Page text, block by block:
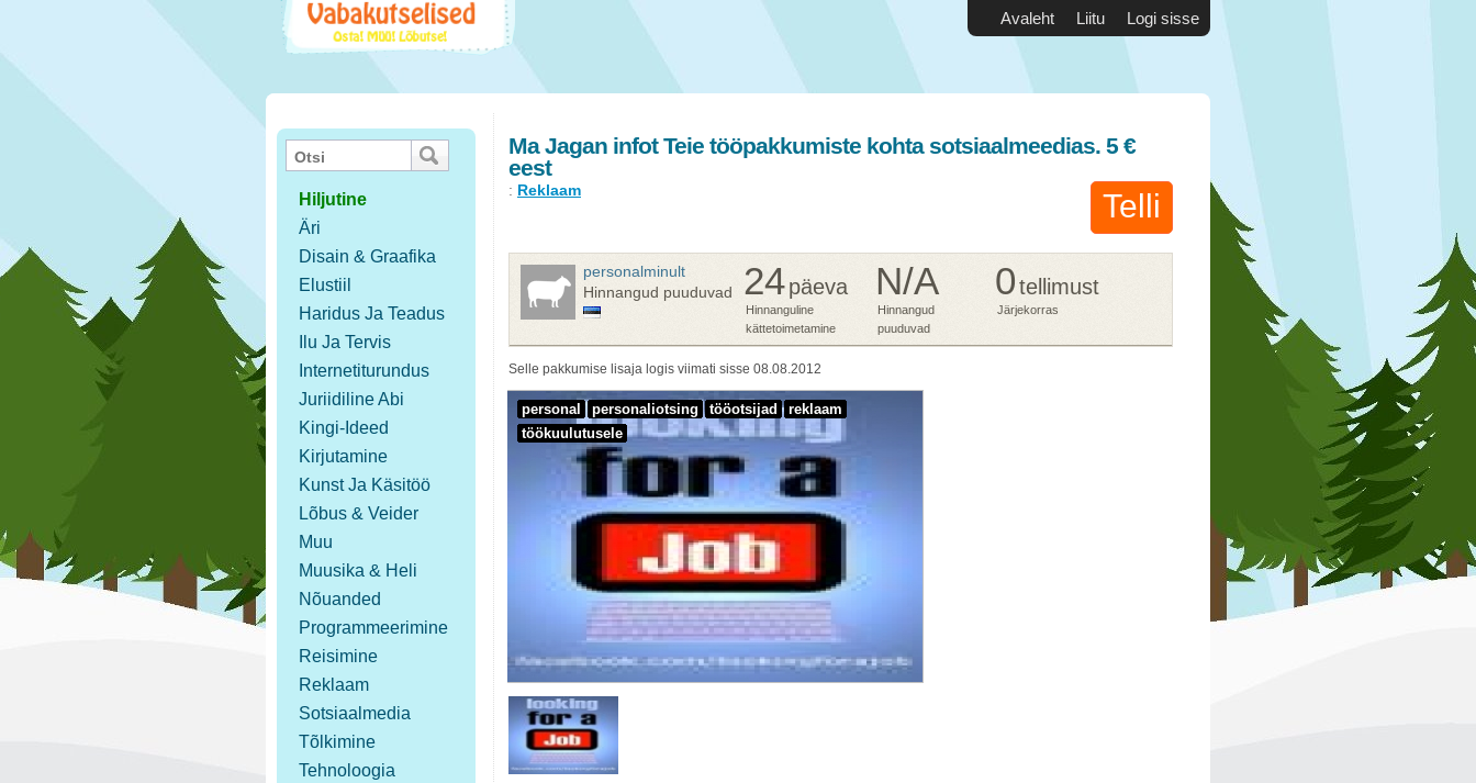
Avaleht Liitu Logi sisse
Hiljutine
Äri
Disain & Graafika
Elustiil
Haridus Ja Teadus
Ilu Ja Tervis
Internetiturundus
Juriidiline Abi
Kingi-Ideed
Kirjutamine
Kunst Ja Käsitöö
Lõbus & Veider
Muu
Muusika & Heli
Nõuanded
Programmeerimine
Reisimine
Reklaam
Sotsiaalmedia
Tõlkimine
Tehnoloogia
Ma Jagan infot Teie tööpakkumiste kohta sotsiaalmeedias. 5 €
eest
Telli
: Reklaam
personalminult
Hinnangud puuduvad
24päeva
Hinnanguline
kättetoimetamine
N/A
Hinnangud
puuduvad
0tellimust
Järjekorras
Selle pakkumise lisaja logis viimati sisse 08.08.2012
personal personaliotsing tööotsijad
reklaam
töökuulutusele